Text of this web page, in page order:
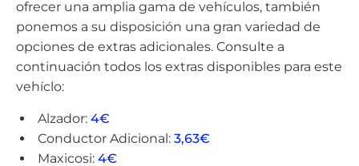
ofrecer una amplia gama de vehículos, también
ponemos a su disposición una gran variedad de
opciones de extras adicionales. Consulte a
continuación todos los extras disponibles para este
vehíclo:
Alzador: 4€
Conductor Adicional: 3,63€
Maxicosi: 4€